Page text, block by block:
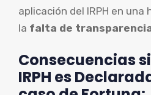
aplicación del IRPH en
la falta de
Consecuencias
IRPH es